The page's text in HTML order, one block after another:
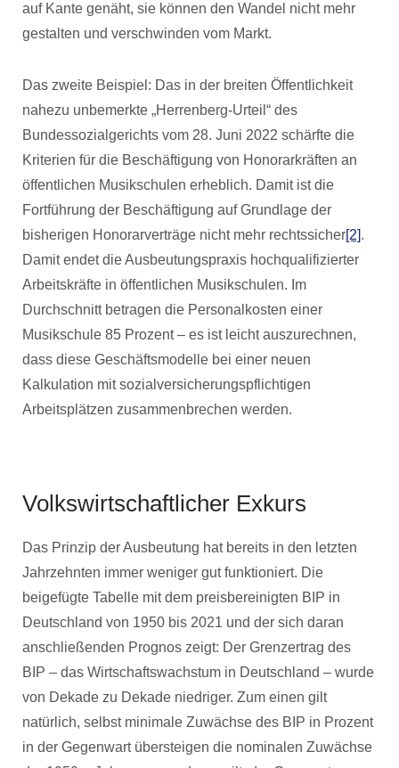
auf Kante genäht, sie können den Wandel nicht mehr
gestalten und verschwinden vom Markt.
Das zweite Beispiel: Das in der breiten Öffentlichkeit
nahezu unbemerkte „Herrenberg-Urteil“ des
Bundessozialgerichts vom 28. Juni 2022 schärfte die
Kriterien für die Beschäftigung von Honorarkräften an
öffentlichen Musikschulen erheblich. Damit ist die
Fortführung der Beschäftigung auf Grundlage der
bisherigen Honorarverträge nicht mehr rechtssicher[2].
Damit endet die Ausbeutungspraxis hochqualifizierter
Arbeitskräfte in öffentlichen Musikschulen. Im
Durchschnitt betragen die Personalkosten einer
Musikschule 85 Prozent – es ist leicht auszurechnen,
dass diese Geschäftsmodelle bei einer neuen
Kalkulation mit sozialversicherungspflichtigen
Arbeitsplätzen zusammenbrechen werden.
Volkswirtschaftlicher Exkurs
Das Prinzip der Ausbeutung hat bereits in den letzten
Jahrzehnten immer weniger gut funktioniert. Die
beigefügte Tabelle mit dem preisbereinigten BIP in
Deutschland von 1950 bis 2021 und der sich daran
anschließenden Prognos zeigt: Der Grenzertrag des
BIP – das Wirtschaftswachstum in Deutschland – wurde
von Dekade zu Dekade niedriger. Zum einen gilt
natürlich, selbst minimale Zuwächse des BIP in Prozent
in der Gegenwart übersteigen die nominalen Zuwächse